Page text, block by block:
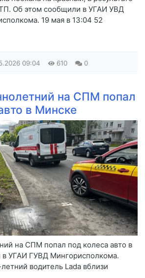
Об этом сообщили в УГАИ УВД
19 мая в 13:04 52
09:04 610 0
на СПМ попал
в Минске
на СПМ попал под колеса авто в
УГАИ ГУВД Мингорисполкома.
водитель Lada вблизи